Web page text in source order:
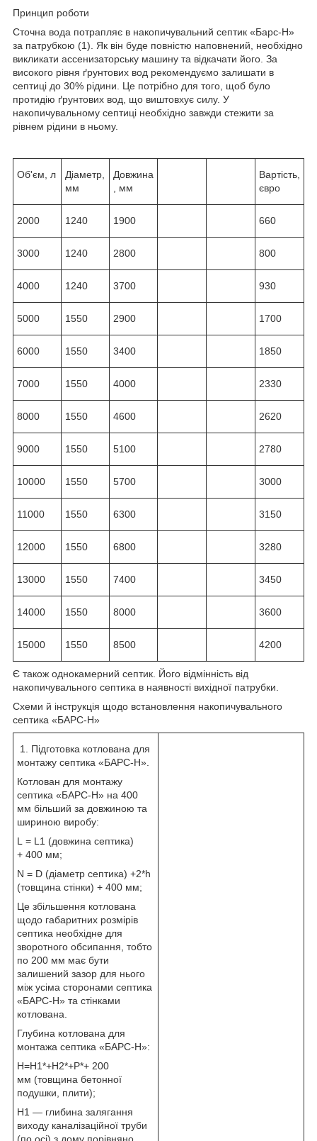
Принцип роботи
Сточна вода потрапляє в накопичувальний септик «Барс-Н»
за патрубкою (1). Як він буде повністю наповнений, необхідно
викликати ассенизаторську машину та відкачати його. За
високого рівня ґрунтових вод рекомендуємо залишати в
септиці до 30% рідини. Це потрібно для того, щоб було
протидію ґрунтових вод, що виштовхує силу. У
накопичувальному септиці необхідно завжди стежити за
рівнем рідини в ньому.
Об'єм, л
Діаметр,
мм
Довжина
, мм
Вартість,
євро
2000 1240 1900 660
3000 1240 2800 800
4000 1240 3700 930
5000 1550 2900 1700
6000 1550 3400 1850
7000 1550 4000 2330
8000 1550 4600 2620
9000 1550 5100 2780
10000 1550 5700 3000
11000 1550 6300 3150
12000 1550 6800 3280
13000 1550 7400 3450
14000 1550 8000 3600
15000 1550 8500 4200
Є також однокамерний септик. Його відмінність від
накопичувального септика в наявності вихідної патрубки.
Схеми й інструкція щодо встановлення накопичувального
септика «БАРС-Н»
1. Підготовка котлована для
монтажу септика «БАРС-Н».
Котлован для монтажу
септика «БАРС-Н» на 400
мм більший за довжиною та
шириною виробу:
L = L1 (довжина септика)
+ 400 мм;
N = D (діаметр септика) +2*h
(товщина стінки) + 400 мм;
Це збільшення котлована
щодо габаритних розмірів
септика необхідне для
зворотного обсипання, тобто
по 200 мм має бути
залишений зазор для нього
між усіма сторонами септика
«БАРС-Н» та стінками
котлована.
Глубина котлована для
монтажа септика «БАРС-Н»:
H=H1*+H2*+P*+ 200
мм (товщина бетонної
подушки, плити);
H1 — глибина залягання
виходу каналізаційної труби
(по осі) з дому порівняно